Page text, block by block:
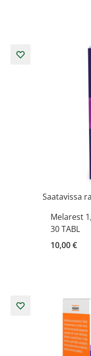
Saatavissa
Melarest
30 TABL
10,00 €